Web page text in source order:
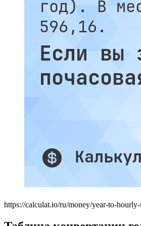
https://calculat.io/ru/money/year-to-